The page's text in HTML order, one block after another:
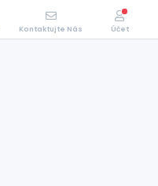
Kontaktujte Nás Účet